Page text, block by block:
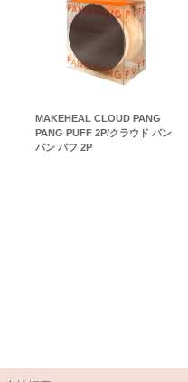
MAKEHEAL CLOUD PANG
PANG PUFF 2P/クラウド パン
パン パフ 2P